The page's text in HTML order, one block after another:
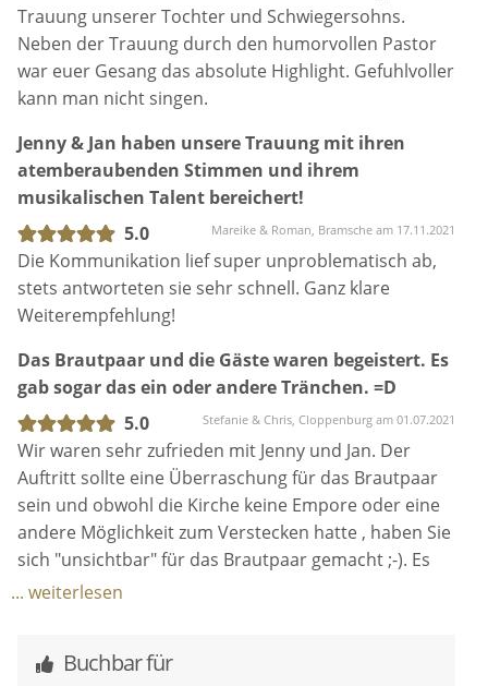
Trauung unserer Tochter und Schwiegersohns.
Neben der Trauung durch den humorvollen Pastor
war euer Gesang das absolute Highlight. Gefuhlvoller
kann man nicht singen.
Jenny & Jan haben unsere Trauung mit ihren
atemberaubenden Stimmen und ihrem
musikalischen Talent bereichert!
5.0
Mareike & Roman, Bramsche am 17.11.2021
Die Kommunikation lief super unproblematisch ab,
stets antworteten sie sehr schnell. Ganz klare
Weiterempfehlung!
Das Brautpaar und die Gäste waren begeistert. Es
gab sogar das ein oder andere Tränchen. =D
5.0
Stefanie & Chris, Cloppenburg am 01.07.2021
Wir waren sehr zufrieden mit Jenny und Jan. Der
Auftritt sollte eine Überraschung für das Brautpaar
sein und obwohl die Kirche keine Empore oder eine
andere Möglichkeit zum Verstecken hatte , haben Sie
sich "unsichtbar" für das Brautpaar gemacht ;-). Es
war ein sehr schöner und emotionaler Auftritt. Ich
... weiterlesen
Buchbar für